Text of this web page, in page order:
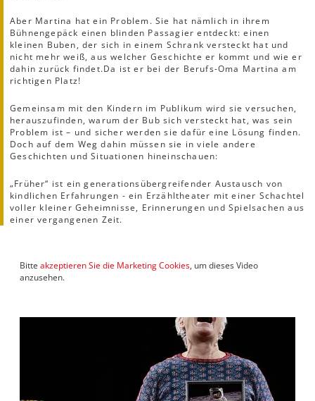
Aber Martina hat ein Problem. Sie hat nämlich in ihrem
Bühnengepäck einen blinden Passagier entdeckt: einen
kleinen Buben, der sich in einem Schrank versteckt hat und
nicht mehr weiß, aus welcher Geschichte er kommt und wie er
dahin zurück findet.Da ist er bei der Berufs-Oma Martina am
richtigen Platz!
Gemeinsam mit den Kindern im Publikum wird sie versuchen,
herauszufinden, warum der Bub sich versteckt hat, was sein
Problem ist – und sicher werden sie dafür eine Lösung finden.
Doch auf dem Weg dahin müssen sie in viele andere
Geschichten und Situationen hineinschauen:
„Früher“ ist ein generationsübergreifender Austausch von
kindlichen Erfahrungen - ein Erzähltheater mit einer Schachtel
voller kleiner Geheimnisse, Erinnerungen und Spielsachen aus
einer vergangenen Zeit.
Bitte akzeptieren Sie die Marketing Cookies, um dieses Video
anzusehen.